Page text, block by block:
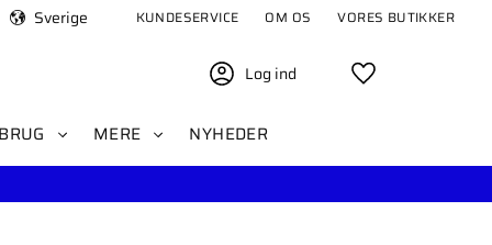
Sverige KUNDESERVICE OM OS VORES BUTIKKER
Log ind
MERE NYHEDER